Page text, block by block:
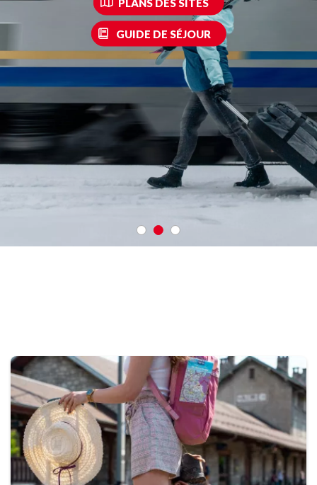
PLANS DES SITES
GUIDE DE SÉJOUR